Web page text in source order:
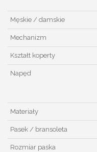
Męskie / damskie
Mechanizm
Kształt koperty
Napęd
Materiały
Pasek / bransoleta
Rozmiar paska